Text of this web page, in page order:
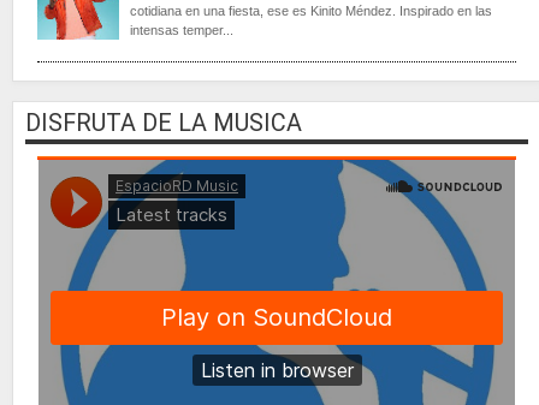
cotidiana en una fiesta, ese es Kinito Méndez. Inspirado en las
intensas temper...
DISFRUTA DE LA MUSICA